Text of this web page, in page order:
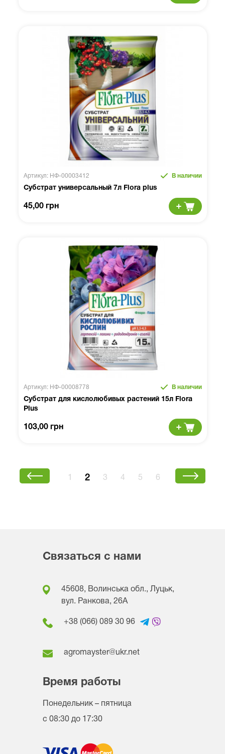
Артикул: НФ-00003412 В наличии
Субстрат универсальный 7л Flora plus
45,00 грн
Артикул: НФ-00008778 В наличии
Субстрат для кислолюбивых растений 15л Flora
Plus
103,00 грн
2 3 4 5 6
Связаться с нами
45608, Волинська обл., Луцьк,
вул. Ранкова, 26A
+38 (066) 089 30 96
agromayster@ukr.net
Время работы
Понедельник – пятница
с 08:30 до 17:30